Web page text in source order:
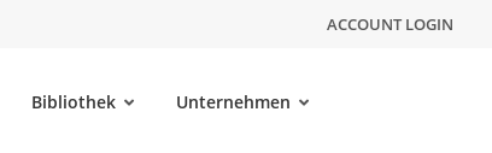
ACCOUNT LOGIN
Bibliothek Unternehmen